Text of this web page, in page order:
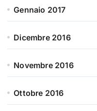
Gennaio 2017
Dicembre 2016
Novembre 2016
Ottobre 2016